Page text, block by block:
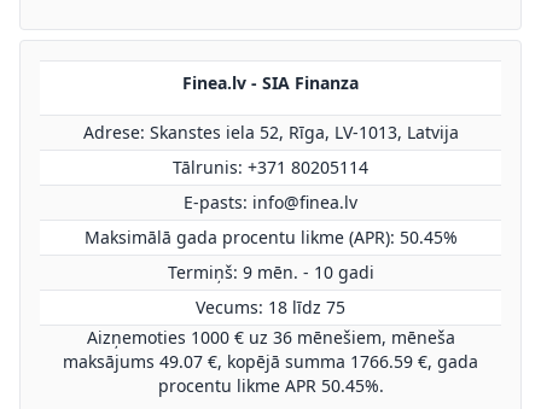
Finea.lv - SIA Finanza
Adrese: Skanstes iela 52, Rīga, LV-1013, Latvija
Tālrunis: +371 80205114
E-pasts: info@finea.lv
Maksimālā gada procentu likme (APR): 50.45%
Termiņš: 9 mēn. - 10 gadi
Vecums: 18 līdz 75
Aizņemoties 1000 € uz 36 mēnešiem, mēneša
maksājums 49.07 €, kopējā summa 1766.59 €, gada
procentu likme APR 50.45%.